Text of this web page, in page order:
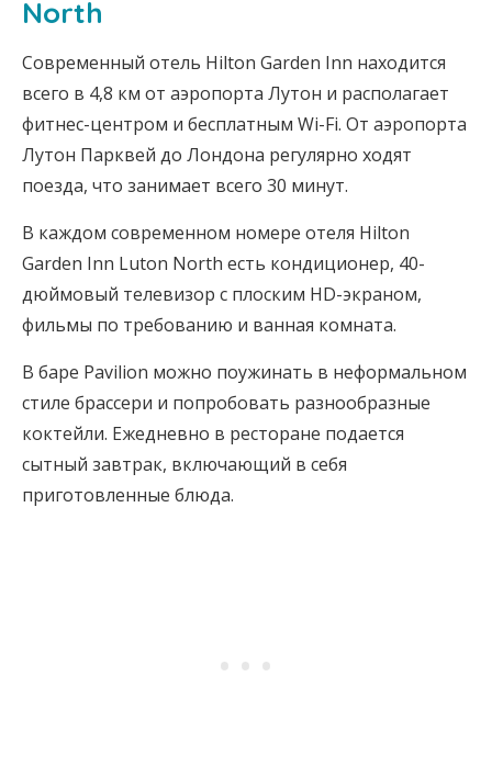
North
Современный отель Hilton Garden Inn находится
всего в 4,8 км от аэропорта Лутон и располагает
фитнес-центром и бесплатным Wi-Fi. От аэропорта
Лутон Парквей до Лондона регулярно ходят
поезда, что занимает всего 30 минут.
В каждом современном номере отеля Hilton
Garden Inn Luton North есть кондиционер, 40-
дюймовый телевизор с плоским HD-экраном,
фильмы по требованию и ванная комната.
В баре Pavilion можно поужинать в неформальном
стиле брассери и попробовать разнообразные
коктейли. Ежедневно в ресторане подается
сытный завтрак, включающий в себя
приготовленные блюда.